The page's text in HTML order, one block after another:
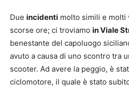
Due incidenti molto simili e molti
scorse ore; ci troviamo in Viale
benestante del capoluogo
avuto a causa di uno scontro tra
scooter. Ad avere la peggio, è
ciclomotore, il quale è stato